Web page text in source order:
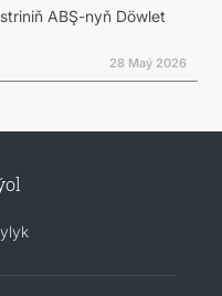
ABŞ-nyň Döwlet
28 Maý 2026